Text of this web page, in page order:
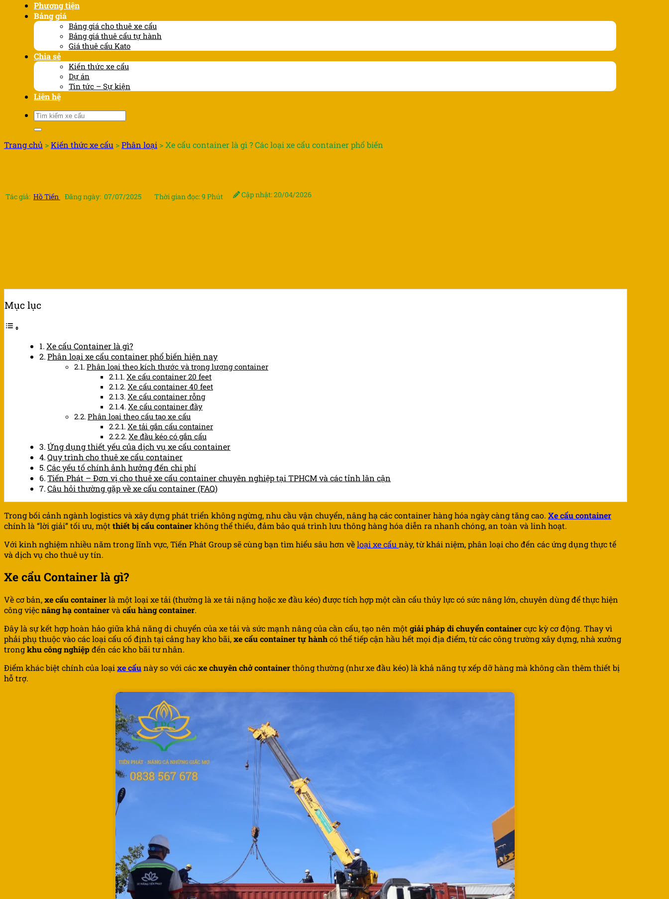
Phương tiện
Bảng giá
Bảng giá cho thuê xe cẩu
Bảng giá thuê cẩu tự hành
Giá thuê cẩu Kato
Chia sẻ
Kiến thức xe cẩu
Dự án
Tin tức – Sự kiện
Liên hệ
Tìm
Trang chủ >Kiến thức xe cẩu >Phân loại > Xe cẩu container là gì ? Các loại xe cẩu container phổ biến
Tác giả: Hồ Tiến Đăng ngày: 07/07/2025 Thời gian đọc: 9 Phút Cập nhật: 20/04/2026
Mục lục
Xe cẩu Container là gì?
Phân loại xe cẩu container phổ biến hiện nay
Phân loại theo kích thước và trọng lượng container
Xe cẩu container 20 feet
Xe cẩu container 40 feet
Xe cẩu container rỗng
Xe cẩu container đầy
Phân loại theo cấu tạo xe cẩu
Xe tải gắn cẩu container
Xe đầu kéo có gắn cẩu
Ứng dụng thiết yếu của dịch vụ xe cẩu container
Quy trình cho thuê xe cẩu container
Các yếu tố chính ảnh hưởng đến chi phí
Tiến Phát – Đơn vị cho thuê xe cẩu container chuyên nghiệp tại TPHCM và các tỉnh lân cận
Câu hỏi thường gặp về xe cẩu container (FAQ)
Trong bối cảnh ngành logistics và xây dựng phát triển không ngừng, nhu cầu vận chuyển, nâng hạ các container hàng hóa ngày càng tăng cao. Xe cẩu container
chính là “lời giải” tối ưu, mộtthiết bị cẩu containerkhông thể thiếu, đảm bảo quá trình lưu thông hàng hóa diễn ra nhanh chóng, an toàn và linh hoạt.
Với kinh nghiệm nhiều năm trong lĩnh vực, Tiến Phát Group sẽ cùng bạn tìm hiểu sâu hơn vềloại xe cẩunày, từ khái niệm, phân loại cho đến các ứng dụng thực tế
và dịch vụ cho thuê uy tín.
Xe cẩu Container là gì?
Về cơ bản,xe cẩu containerlà một loại xe tải (thường là xe tải nặng hoặc xe đầu kéo) được tích hợp một cần cẩu thủy lực có sức nâng lớn, chuyên dùng để thực hiện
công việcnâng hạ containervà cẩu hàng container.
Đây là sự kết hợp hoàn hảo giữa khả năng di chuyển của xe tải và sức mạnh nâng của cần cẩu, tạo nên một giải pháp di chuyển containercực kỳ cơ động. Thay vì
phải phụ thuộc vào các loại cẩu cố định tại cảng hay kho bãi,xe cẩu container tự hànhcó thể tiếp cận hầu hết mọi địa điểm, từ các công trường xây dựng, nhà xưởng
trongkhu công nghiệpđến các kho bãi tư nhân.
Điểm khác biệt chính của loại xe cẩunày so với cácxe chuyên chở containerthông thường (như xe đầu kéo) là khả năng tự xếp dỡ hàng mà không cần thêm thiết bị
hỗ trợ.